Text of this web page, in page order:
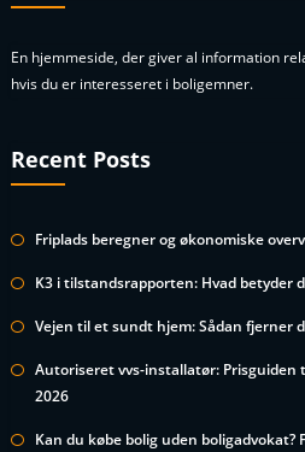
En hjemmeside, der giver al information
hvis du er interesseret i boligemner.
Recent Posts
Friplads beregner og økonomiske
K3 i tilstandsrapporten: Hvad betyder
Vejen til et sundt hjem: Sådan fjerner
Autoriseret vvs-installatør: Prisguiden
2026
Kan du købe bolig uden boligadvokat?